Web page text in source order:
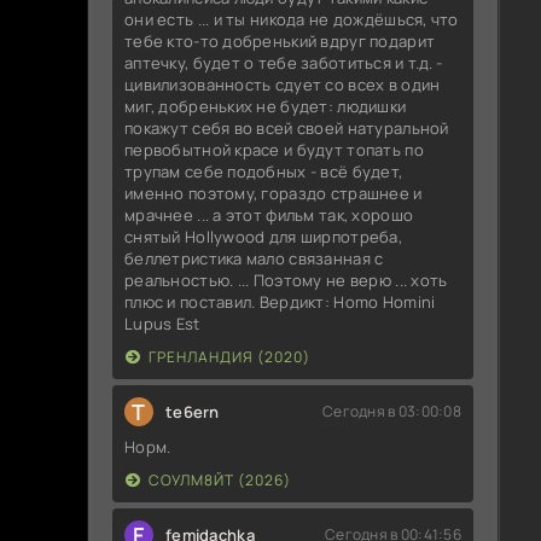
они есть ... и ты никода не дождёшься, что
тебе кто-то добренький вдруг подарит
аптечку, будет о тебе заботиться и т.д. -
цивилизованность сдует со всех в один
миг, добреньких не будет: людишки
покажут себя во всей своей натуральной
первобытной красе и будут топать по
трупам себе подобных - всё будет,
именно поэтому, гораздо страшнее и
мрачнее ... а этот фильм так, хорошо
снятый Hollywood для ширпотреба,
беллетристика мало связанная с
реальностью. ... Поэтому не верю ... хоть
плюс и поставил. Вердикт: Homo Homini
Lupus Est
ГРЕНЛАНДИЯ (2020)
T te6ern Сегодня в 03:00:08
Норм.
СОУЛМ8ЙТ (2026)
F femidachka Сегодня в 00:41:56